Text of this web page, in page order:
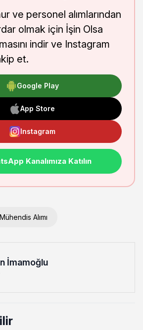
ve personel alımlarından
olmak için İşin Olsa
indir ve Instagram
et.
Google Play
App Store
Instagram
Kanalımıza Katılın
Mühendis Alımı
İmamoğlu